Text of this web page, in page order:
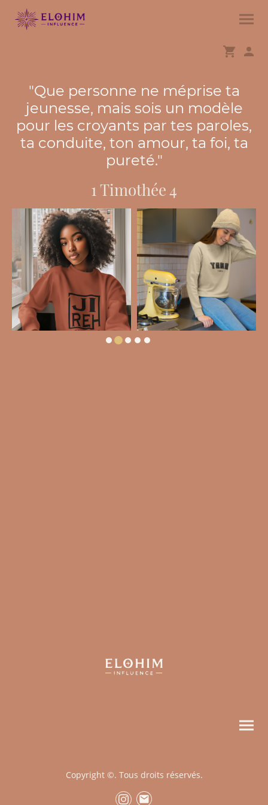
"Que personne ne méprise ta
jeunesse, mais sois un modèle
pour les croyants par tes paroles,
ta conduite, ton amour, ta foi, ta
pureté."
1 Timothée 4
Porte ton identité. Marche dans
Copyright ©. Tous droits réservés.